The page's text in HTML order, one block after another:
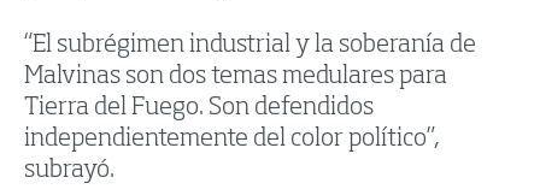
“El subrégimen industrial y la soberanía de
Malvinas son dos temas medulares para
Tierra del Fuego. Son defendidos
independientemente del color político”,
subrayó.